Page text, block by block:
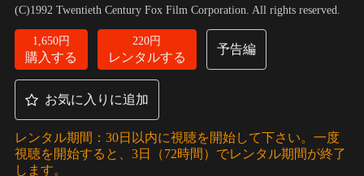
る中、彼女は自らがエイリアンに寄生されている事実を知る！
(C)1992 Twentieth Century Fox Film Corporation. All rights reserved.
1,650円
購入する
220円
レンタルする
予告編
お気に入りに追加
レンタル期間：30日以内に視聴を開始して下さい。一度
視聴を開始すると、3日（72時間）でレンタル期間が終了
します。